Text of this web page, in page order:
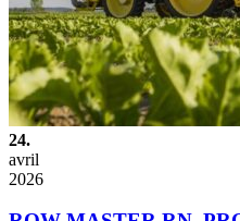
24.
avril
2026